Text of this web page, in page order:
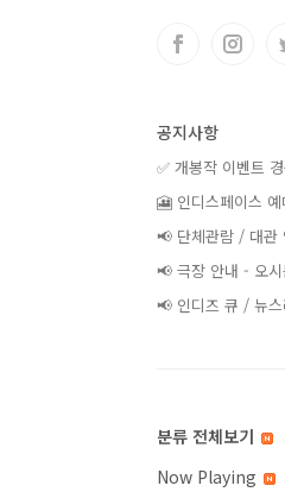
공지사항
✅ 개봉작 이벤트
🎦 인디스페이스 예
📢 단체관람 / 대관
📢 극장 안내 - 오
📢 인디즈 큐 / 뉴
분류 전체보기
Now Playing